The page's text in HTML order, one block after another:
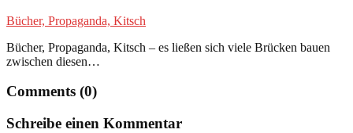
Bücher, Propaganda, Kitsch
Bücher, Propaganda, Kitsch – es ließen sich viele Brücken bauen
zwischen diesen…
Comments (0)
Schreibe einen Kommentar